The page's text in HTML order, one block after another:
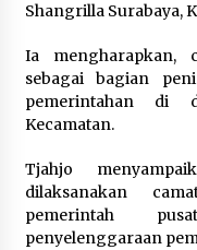
7
7
Shangrilla Surabaya,
Ia mengharapkan,
sebagai bagian
pemerintahan di
Kecamatan.
Tjahjo
dilaksanakan
pemerintah
penyelenggaraan